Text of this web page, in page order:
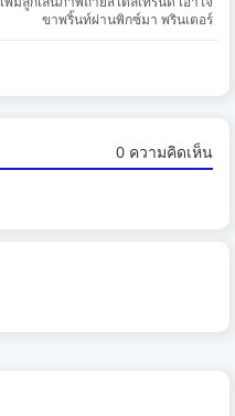
ขาพริ้นท์ผ่านพิกซ์มา พรินเตอร์
0 ความคิดเห็น